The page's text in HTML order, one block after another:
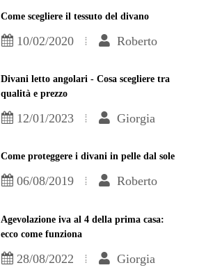
Come scegliere il tessuto del divano
10/02/2020 Roberto
Divani letto angolari - Cosa scegliere tra
qualità e prezzo
12/01/2023 Giorgia
Come proteggere i divani in pelle dal sole
06/08/2019 Roberto
Agevolazione iva al 4 della prima casa:
ecco come funziona
28/08/2022 Giorgia